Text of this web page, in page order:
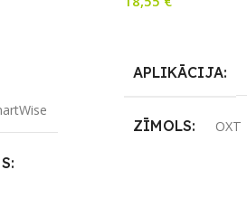
APLIKĀCIJA
ZĪMOLS OXT